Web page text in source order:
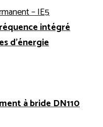
– IE5
intégré
d’énergie
à bride DN110